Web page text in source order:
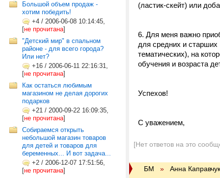
Большой объем продаж -
хотим победить!
+4 / 2006-06-08 10:14:45,
[не прочитана]
"Детский мир" в спальном
районе - для всего города?
Или нет?
+16 / 2006-06-11 22:16:31,
[не прочитана]
Как остаться любимым
магазином не делая дорогих
подарков
+21 / 2000-09-22 16:09:35,
[не прочитана]
Собираемся открыть
небольшой магазин товаров
для детей и товаров для
беременных... И вот задача...
+2 / 2006-12-07 17:51:56,
[не прочитана]
(ластик-скейт) или
6. Для меня важно
для средних и
тематических), на
обучения и возраста
Успехов!
С уважением,
[Нет ответов на это
БМ » Анна Каправчук